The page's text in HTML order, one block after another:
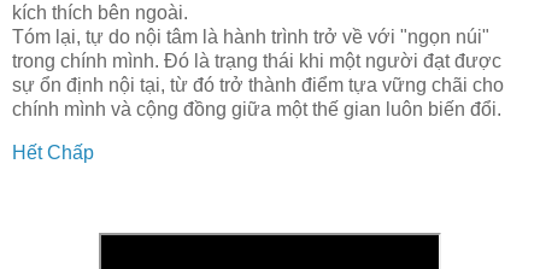
kích thích bên ngoài.
Tóm lại, tự do nội tâm là hành trình trở về với "ngọn núi"
trong chính mình. Đó là trạng thái khi một người đạt được
sự ổn định nội tại, từ đó trở thành điểm tựa vững chãi cho
chính mình và cộng đồng giữa một thế gian luôn biến đổi.
Hết Chấp